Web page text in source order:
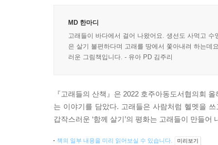
MD 한마디
고래들이 바다에서 걸어 나왔어요. 생선도 사먹고
은 살기 불편하다며 고래를 땅에서 쫓아내려 하는데
러운 그림책입니다. - 유아 PD 김주리
『고래들의 산책』은 2022 호주아동도서협의회
는 이야기를 담았다. 고래들은 사람처럼 헬멧을
갑작스러운 ‘함께 살기’의 평화는 고래들이 만들
책의 일부 내용을 미리 읽어보실 수 있습니다. 미리보기